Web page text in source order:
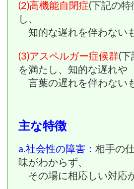
(2)高機能自閉症(下記の特
し、
知的な遅れを伴わない
(3)アスペルガー症候群(下
を満たし、知的な遅れや
言葉の遅れを伴わない
主な特徴
a.社会性の障害： 相手の
味がわからず、
その場に相応しい対応